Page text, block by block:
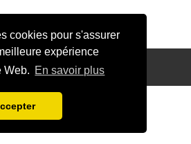
cookies pour s'assurer
expérience
Web. En savoir plus